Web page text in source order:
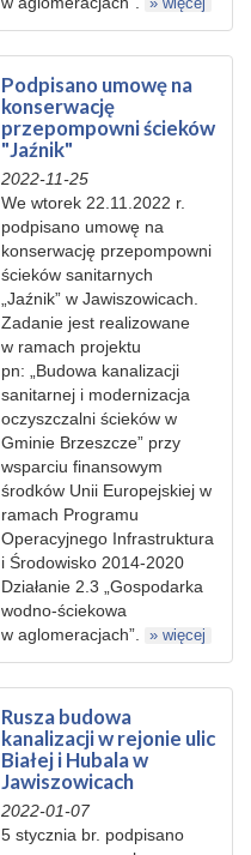
Podpisano umowę na
konserwację
przepompowni ścieków
"Jaźnik"
2022-11-25
We wtorek 22.11.2022 r.
podpisano umowę na
konserwację przepompowni
ścieków sanitarnych
„Jaźnik” w Jawiszowicach.
Zadanie jest realizowane
w ramach projektu
pn: „Budowa kanalizacji
sanitarnej i modernizacja
oczyszczalni ścieków w
Gminie Brzeszcze” przy
wsparciu finansowym
środków Unii Europejskiej w
ramach Programu
Operacyjnego Infrastruktura
i Środowisko 2014-2020
Działanie 2.3 „Gospodarka
wodno-ściekowa
w aglomeracjach”.
» więcej
Rusza budowa
kanalizacji w rejonie ulic
Białej i Hubala w
Jawiszowicach
2022-01-07
5 stycznia br. podpisano